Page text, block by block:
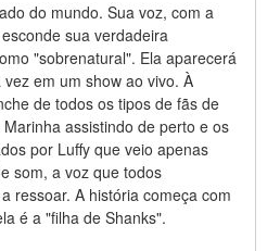
do mundo. Sua voz, com a
sua verdadeira
"sobrenatural". Ela aparecerá
em um show ao vivo. À
de todos os tipos de fãs de
assistindo de perto e os
por Luffy que veio apenas
som, a voz que todos
ressoar. A história começa com
é a "filha de Shanks".